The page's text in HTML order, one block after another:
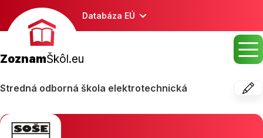
Databáza EÚ
ZoznamŠkôl.eu
Stredná odborná škola elektrotechnická